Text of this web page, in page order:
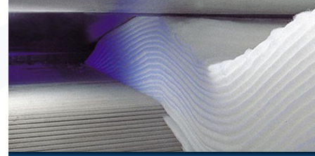
Aller
à
la
navigation